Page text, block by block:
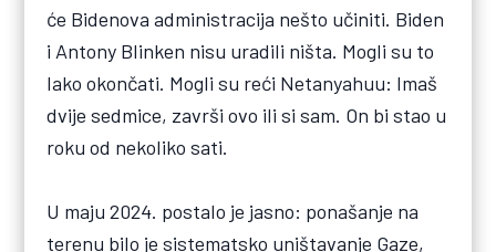
će Bidenova administracija nešto učiniti. Biden
i Antony Blinken nisu uradili ništa. Mogli su to
lako okončati. Mogli su reći Netanyahuu: Imaš
dvije sedmice, završi ovo ili si sam. On bi stao u
roku od nekoliko sati.
U maju 2024. postalo je jasno: ponašanje na
terenu bilo je sistematsko uništavanje Gaze,